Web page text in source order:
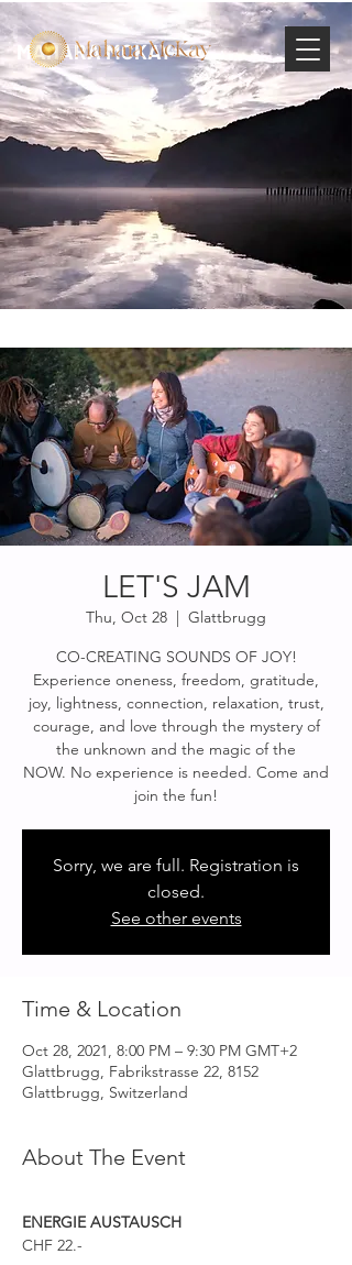
MAHARA MCKAY
LET'S JAM
Thu, Oct 28
  |
Glattbrugg
CO-CREATING SOUNDS OF JOY!
Experience oneness, freedom, gratitude,
joy, lightness, connection, relaxation, trust,
courage, and love through the mystery of
the unknown and the magic of the
NOW. No experience is needed. Come and
join the fun!
Sorry, we are full. Registration is
closed.
See other events
Time & Location
Oct 28, 2021, 8:00 PM – 9:30 PM GMT+2
Glattbrugg, Fabrikstrasse 22, 8152
Glattbrugg, Switzerland
About The Event
ENERGIE AUSTAUSCH
CHF 22.-